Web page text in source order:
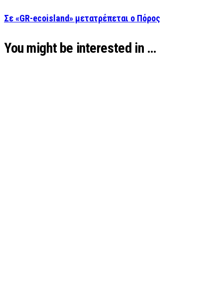
Σε «GR-ecoisland» μετατρέπεται ο Πόρος
You might be interested in …